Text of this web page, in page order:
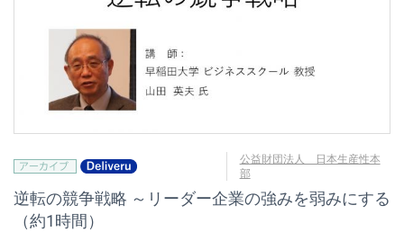
公益財団法人 日本生産性本
部
逆転の競争戦略 ～リーダー企業の強みを弱みにする
（約1時間）